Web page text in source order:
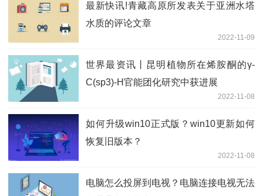
最新快讯!青藏高原所发表关于亚洲水塔
水质的评论文章
2022-11-09
世界最资讯丨昆明植物所在烯胺酮的γ-
C(sp3)-H官能团化研究中获进展
2022-11-08
如何升级win10正式版？win10更新如何
恢复旧版本？
2022-11-08
电脑怎么投屏到电视？电脑连接电视无法